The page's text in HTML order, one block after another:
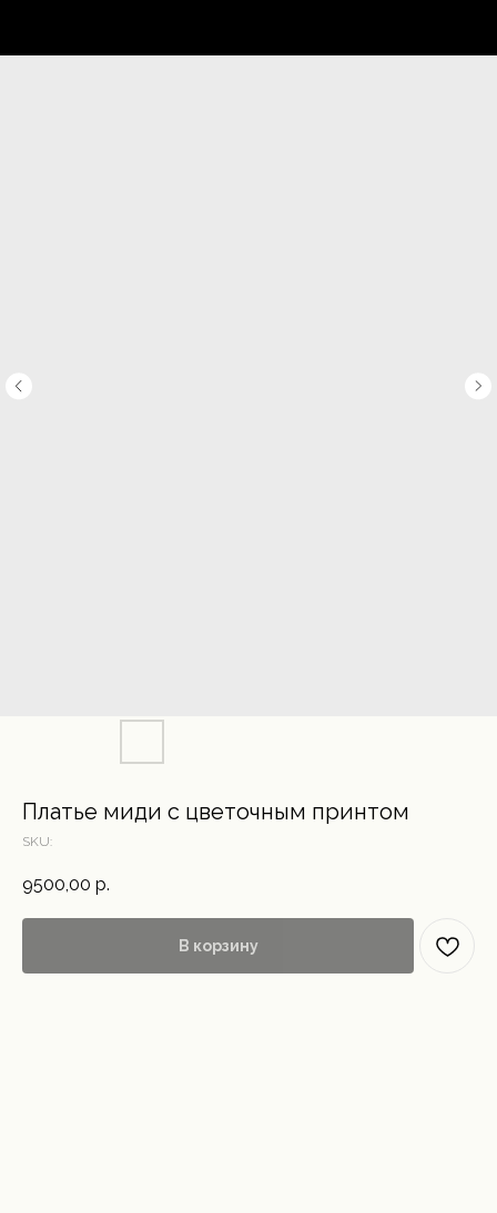
Платье миди с цветочным принтом
SKU:
9500,00 р.
В корзину